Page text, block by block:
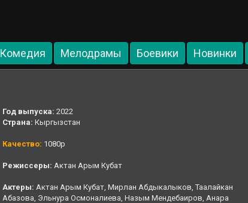
Комедия Мелодрамы Боевики Новинки
Год выпуска: 2022
Страна: Кыргызстан
Качество: 1080p
Режиссеры: Актан Арым Кубат
Актеры: Актан Арым Кубат, Мирлан Абдыкалыков, Таалайкан
Абазова, Эльнура Осмоналиева, Назым Мендебаиров, Анара